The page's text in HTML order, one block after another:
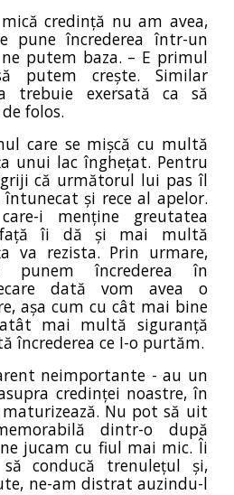
credință nu am avea,
pune încrederea într-un
putem baza. – E primul
putem crește. Similar
trebuie exersată ca să
folos.
care se mișcă cu multă
unui lac înghețat. Pentru
că următorul lui pas îl
și rece al apelor.
i menține greutatea
îi dă și mai multă
va rezista. Prin urmare,
încrederea în
dată vom avea o
așa cum cu cât mai bine
mai multă siguranță
încrederea ce I-o purtăm.
neimportante - au un
credinței noastre, în
Nu pot să uit
dintr-o după
jucam cu fiul mai mic. Îi
conducă trenulețul și,
ne-am distrat auzindu-l